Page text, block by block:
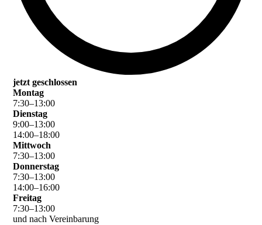
jetzt geschlossen
Montag
7:30–13:00
Dienstag
9:00–13:00
14:00–18:00
Mittwoch
7:30–13:00
Donnerstag
7:30–13:00
14:00–16:00
Freitag
7:30–13:00
und nach Vereinbarung